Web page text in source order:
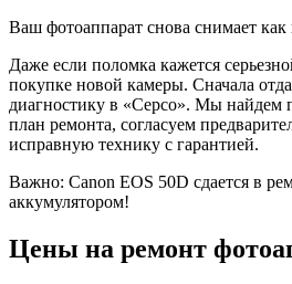
Ваш фотоаппарат снова снимает
Даже если поломка кажется
покупке новой камеры. Сначала
диагностику в «Серсо». Мы найдем
план ремонта, согласуем
исправную технику с гарантией.
Важно: Canon EOS 50D сдается в
аккумулятором!
Цены на ремонт